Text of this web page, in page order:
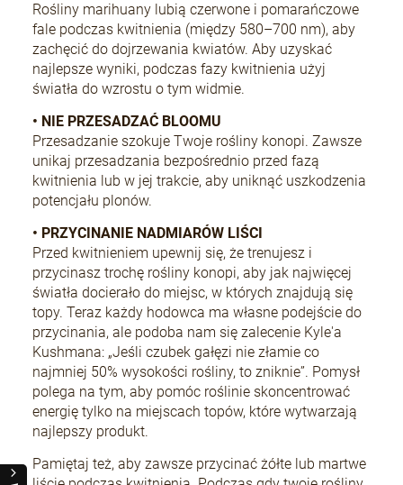
Rośliny marihuany lubią czerwone i pomarańczowe
fale podczas kwitnienia (między 580–700 nm), aby
zachęcić do dojrzewania kwiatów. Aby uzyskać
najlepsze wyniki, podczas fazy kwitnienia użyj
światła do wzrostu o tym widmie.
• NIE PRZESADZAĆ BLOOMU
Przesadzanie szokuje Twoje rośliny konopi. Zawsze
unikaj przesadzania bezpośrednio przed fazą
kwitnienia lub w jej trakcie, aby uniknąć uszkodzenia
potencjału plonów.
• PRZYCINANIE NADMIARÓW LIŚCI
Przed kwitnieniem upewnij się, że trenujesz i
przycinasz trochę rośliny konopi, aby jak najwięcej
światła docierało do miejsc, w których znajdują się
topy. Teraz każdy hodowca ma własne podejście do
przycinania, ale podoba nam się zalecenie Kyle'a
Kushmana: „Jeśli czubek gałęzi nie złamie co
najmniej 50% wysokości rośliny, to zniknie”. Pomysł
polega na tym, aby pomóc roślinie skoncentrować
energię tylko na miejscach topów, które wytwarzają
najlepszy produkt.
Pamiętaj też, aby zawsze przycinać żółte lub martwe